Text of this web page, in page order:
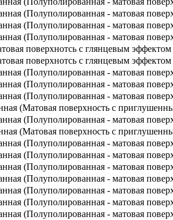
(Полуполированная - матовая
(Полуполированная - матовая
(Полуполированная - матовая
поверхнотсь с глянцевым эффектом
поверхнотсь с глянцевым эффектом
(Полуполированная - матовая
(Полуполированная - матовая
(Полуполированная - матовая
(Матовая поверхность с
(Полуполированная - матовая
(Матовая поверхность с
(Полуполированная - матовая
(Полуполированная - матовая
(Полуполированная - матовая
(Полуполированная - матовая
(Полуполированная - матовая
(Полуполированная - матовая
(Полуполированная - матовая